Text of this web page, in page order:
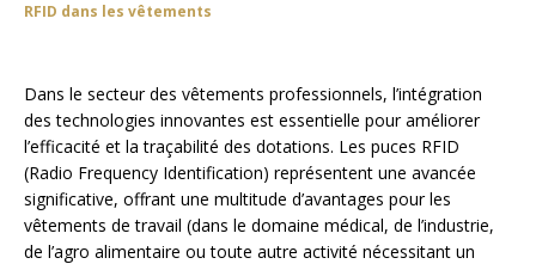
RFID dans les vêtements
Dans le secteur des vêtements professionnels, l’intégration
des technologies innovantes est essentielle pour améliorer
l’efficacité et la traçabilité des dotations. Les puces RFID
(Radio Frequency Identification) représentent une avancée
significative, offrant une multitude d’avantages pour les
vêtements de travail (dans le domaine médical, de l’industrie,
de l’agro alimentaire ou toute autre activité nécessitant un